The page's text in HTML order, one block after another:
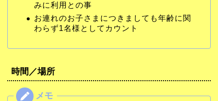
みに利用との事
お連れのお子さまにつきましても年齢に関
わらず1名様としてカウント
時間／場所